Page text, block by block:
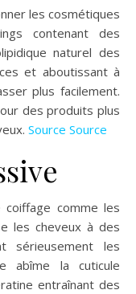
les cosmétiques
contenant des
naturel des
et aboutissant à
plus facilement.
des produits plus
Source Source
coiffage comme les
les cheveux à des
sérieusement les
abîme la cuticule
entraînant des